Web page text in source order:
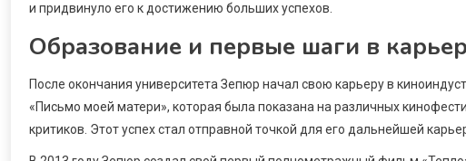
и придвинуло его к достижению больших успехов.
Образование и первые шаги в
После окончания университета Зепюр начал свою карьеру в
«Письмо моей матери», которая была показана на различных
критиков. Этот успех стал отправной точкой для его дальнейшей